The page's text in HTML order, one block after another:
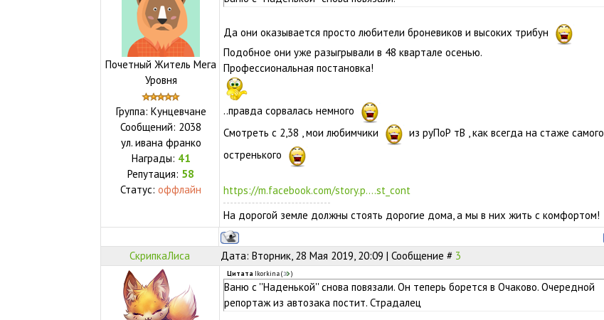
Почетный Житель Мега
Уровня
Группа: Кунцевчане
Сообщений: 2038
ул. ивана франко
Награды: 41
Репутация: 58
Статус:оффлайн
Да они оказывается просто любители броневиков и высоких трибун
Подобное они уже разыгрывали в 48 квартале осенью.
Профессиональная постановка!
..правда сорвалась немного
Смотреть с 2,38 , мои любимчики
из руПоР тВ , как всегда на стаже самого
остренького
https://m.facebook.com/story.p....st_cont
На дорогой земле должны стоять дорогие дома, а мы в них жить с комфортом!
СкрипкаЛиса Дата: Вторник, 28 Мая 2019, 20:09 | Сообщение # 3
Цитата Ikorkina( )
Ваню с ''Наденькой'' снова повязали. Он теперь борется в Очаково. Очередной
репортаж из автозака постит. Страдалец